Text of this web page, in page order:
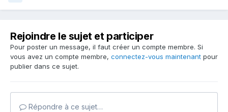
Rejoindre le sujet et participer
Pour poster un message, il faut créer un compte membre. Si
vous avez un compte membre, connectez-vous maintenant pour
publier dans ce sujet.
Répondre à ce sujet…